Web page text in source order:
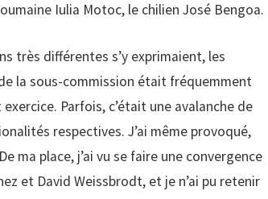
Iulia Motoc, le chilien José Bengoa.
très différentes s’y exprimaient, les
la sous-commission était fréquemment
Parfois, c’était une avalanche de
respectives. J’ai même provoqué,
ma place, j’ai vu se faire une convergence
et David Weissbrodt, et je n’ai pu retenir